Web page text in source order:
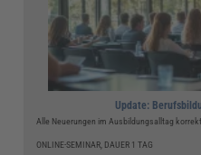
Update:
Alle Neuerungen im Ausbildungsalltag
ONLINE-SEMINAR, DAUER 1 TAG